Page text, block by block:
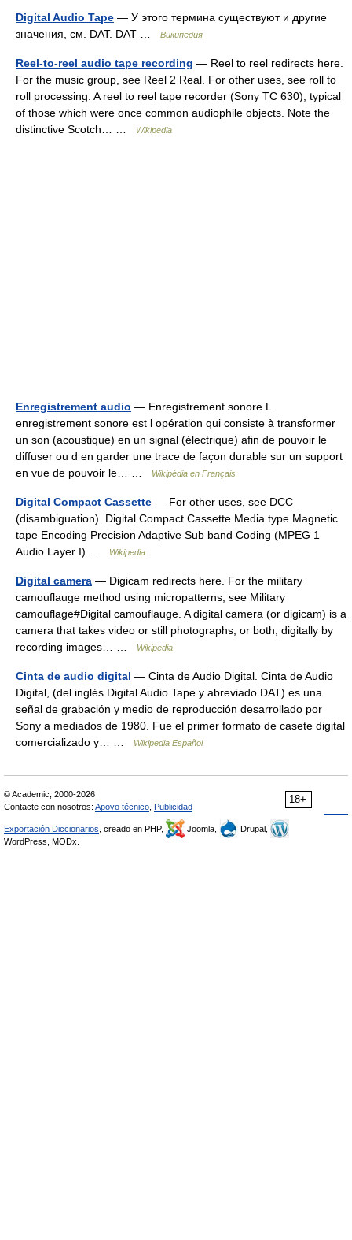
Digital Audio Tape — У этого термина существуют и другие
значения, см. DAT. DAT …
Википедия
Reel-to-reel audio tape recording — Reel to reel redirects here.
For the music group, see Reel 2 Real. For other uses, see roll to
roll processing. A reel to reel tape recorder (Sony TC 630), typical
of those which were once common audiophile objects. Note the
distinctive Scotch… …
Wikipedia
Enregistrement audio — Enregistrement sonore L
enregistrement sonore est l opération qui consiste à transformer
un son (acoustique) en un signal (électrique) afin de pouvoir le
diffuser ou d en garder une trace de façon durable sur un support
en vue de pouvoir le… …
Wikipédia en Français
Digital Compact Cassette — For other uses, see DCC
(disambiguation). Digital Compact Cassette Media type Magnetic
tape Encoding Precision Adaptive Sub band Coding (MPEG 1
Audio Layer I) …
Wikipedia
Digital camera — Digicam redirects here. For the military
camouflauge method using micropatterns, see Military
camouflage#Digital camouflauge. A digital camera (or digicam) is a
camera that takes video or still photographs, or both, digitally by
recording images… …
Wikipedia
Cinta de audio digital — Cinta de Audio Digital. Cinta de Audio
Digital, (del inglés Digital Audio Tape y abreviado DAT) es una
señal de grabación y medio de reproducción desarrollado por
Sony a mediados de 1980. Fue el primer formato de casete digital
comercializado y… …
Wikipedia Español
18+
© Academic, 2000-2026
Contacte con nosotros: Apoyo técnico Publicidad
Exportación Diccionarios , creado en PHP, Joomla,
Drupal,
WordPress, MODx.